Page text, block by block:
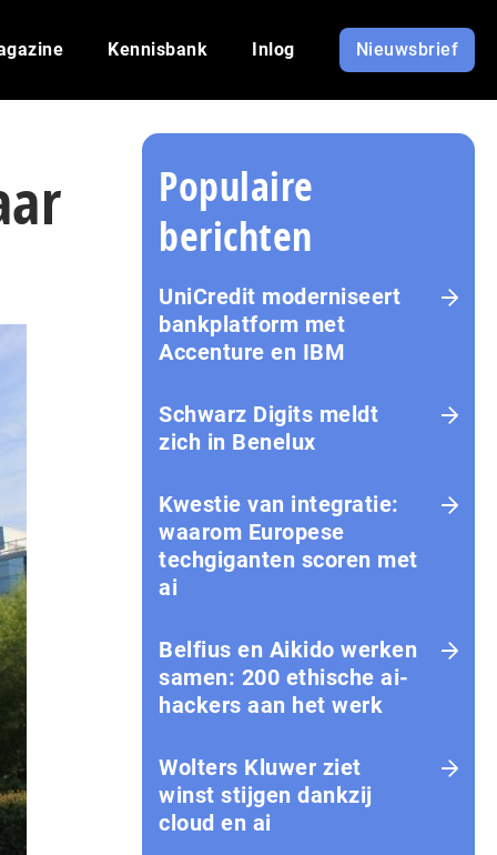
Kennisbank Inlog Nieuwsbrief
Populaire
berichten
UniCredit moderniseert
bankplatform met
Accenture en IBM
Schwarz Digits meldt
zich in Benelux
Kwestie van integratie:
waarom Europese
techgiganten scoren met
ai
Belfius en Aikido werken
samen: 200 ethische ai-
hackers aan het werk
Wolters Kluwer ziet
winst stijgen dankzij
cloud en ai